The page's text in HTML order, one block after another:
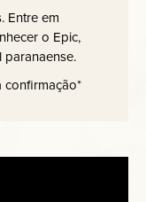
Entre em
o Epic,
paranaense.
confirmação*